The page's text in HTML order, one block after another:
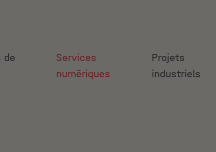
de
Services
numériques
Projets
industriels